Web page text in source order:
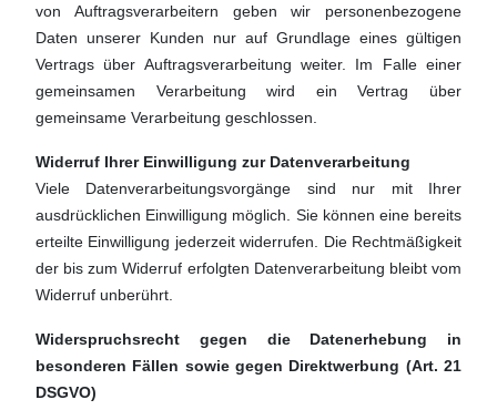
von Auftragsverarbeitern geben wir personenbezogene
Daten unserer Kunden nur auf Grundlage eines gültigen
Vertrags über Auftragsverarbeitung weiter. Im Falle einer
gemeinsamen Verarbeitung wird ein Vertrag über
gemeinsame Verarbeitung geschlossen.
Widerruf Ihrer Einwilligung zur Datenverarbeitung
Viele Datenverarbeitungsvorgänge sind nur mit Ihrer
ausdrücklichen Einwilligung möglich. Sie können eine bereits
erteilte Einwilligung jederzeit widerrufen. Die Rechtmäßigkeit
der bis zum Widerruf erfolgten Datenverarbeitung bleibt vom
Widerruf unberührt.
Widerspruchsrecht gegen die Datenerhebung in
besonderen Fällen sowie gegen Direktwerbung (Art. 21
DSGVO)